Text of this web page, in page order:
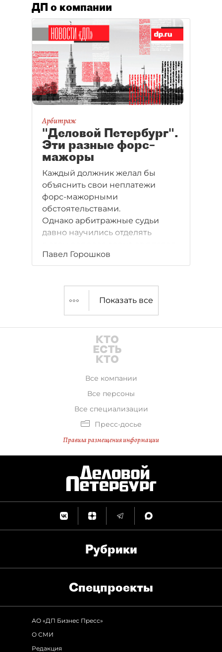
ДП о компании
Арбитраж
"Деловой Петербург".
Эти разные форс–
мажоры
Каждый должник желал бы
объяснить свои неплатежи
форс-мажорными
обстоятельствами.
Однако арбитражные судьи
давно научились отделять
За семь лет в Петербурге было
рассмотрено 29 таких дел.
Павел Горошков
Показать все
Все компании
Все персоны
Все специализации
Пресс-досье
Правила размещения информации
Рубрики
Спец­проекты
АО «ДП Бизнес Пресс»
О СМИ
Редакция